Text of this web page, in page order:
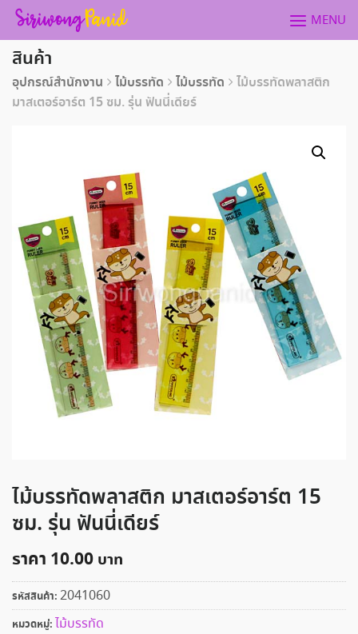
Skip
content
MENU
สินค้า
อุปกรณ์สำนักงาน ไม้บรรทัด ไม้บรรทัด
ไม้บรรทัดพลาสติก
มาสเตอร์อาร์ต 15 ซม. รุ่น ฟันนี่เดียร์
ไม้บรรทัดพลาสติก มาสเตอร์อาร์ต 15
ซม. รุ่น ฟันนี่เดียร์
ราคา 10.00
รหัสสินค้า: 2041060
หมวดหมู่: ไม้บรรทัด